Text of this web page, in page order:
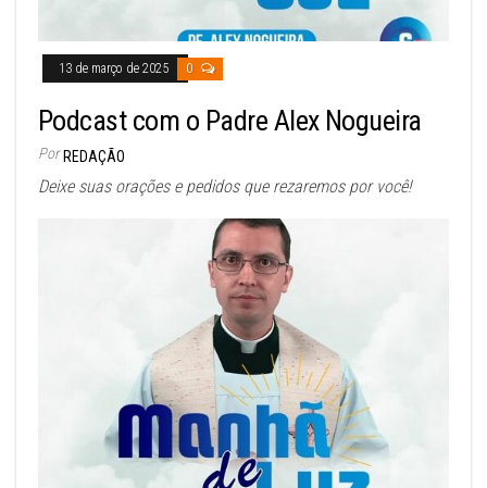
13 de março de 2025 0
Podcast com o Padre Alex Nogueira
Por REDAÇÃO
Deixe suas orações e pedidos que rezaremos por você!